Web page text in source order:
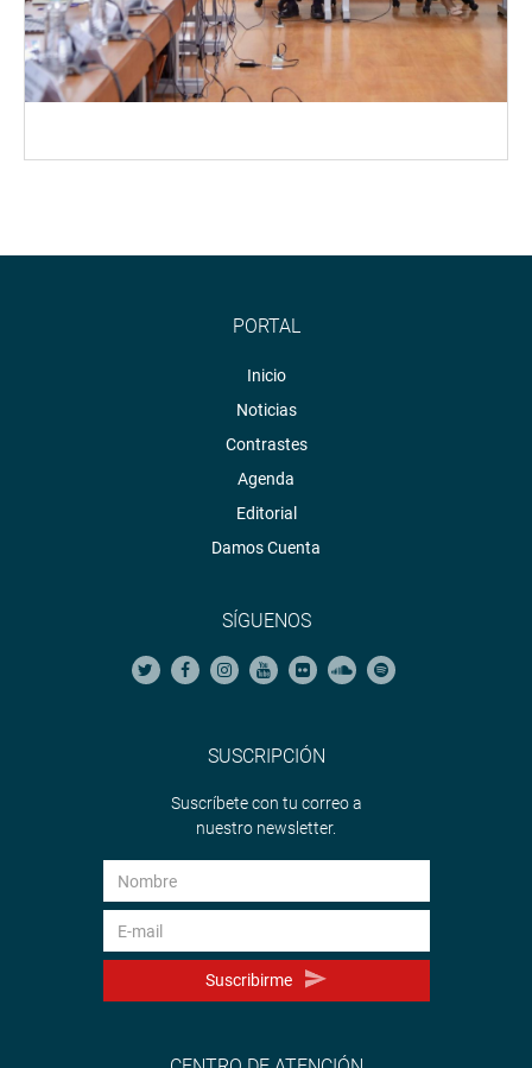
PORTAL
Inicio
Noticias
Contrastes
Agenda
Editorial
Damos Cuenta
SÍGUENOS
SUSCRIPCIÓN
Suscríbete con tu correo a
nuestro newsletter.
Suscribirme